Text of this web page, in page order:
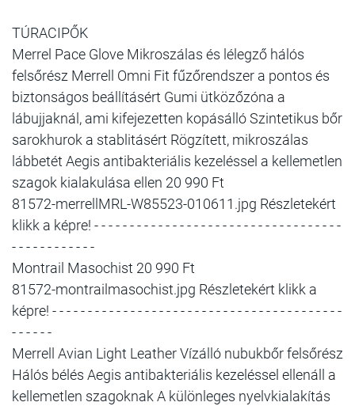
TÚRACIPŐK
Merrel Pace Glove Mikroszálas és lélegző hálós
felsőrész Merrell Omni Fit fűzőrendszer a pontos és
biztonságos beállításért Gumi ütközőzóna a
lábujjaknál, ami kifejezetten kopásálló Szintetikus bőr
sarokhurok a stablitásért Rögzített, mikroszálas
lábbetét Aegis antibakteriális kezeléssel a kellemetlen
szagok kialakulása ellen 20 990 Ft
81572-merrellMRL-W85523-010611.jpg Részletekért
klikk a képre! - - - - - - - - - - - - - - - - - - - - - - - - - - - - - - - - - - -
- - - - - - - - - - - -
Montrail Masochist 20 990 Ft
81572-montrailmasochist.jpg Részletekért klikk a
képre! - - - - - - - - - - - - - - - - - - - - - - - - - - - - - - - - - - - - - - - - -
- - - - - -
Merrell Avian Light Leather Vízálló nubukbőr felsőrész
Hálós bélés Aegis antibakteriális kezeléssel ellenáll a
kellemetlen szagoknak A különleges nyelvkialakítás